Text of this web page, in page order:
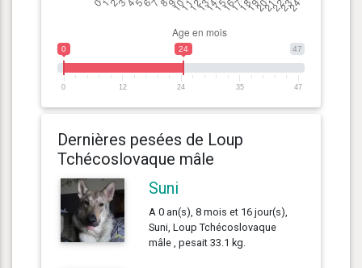
47
0 24
0 12 24 35 47
Dernières pesées de Loup
Tchécoslovaque mâle
Suni
A 0 an(s), 8 mois et 16 jour(s),
Suni, Loup Tchécoslovaque
mâle , pesait 33.1 kg.